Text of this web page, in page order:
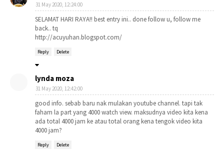
31 May 2020, 12:24:00
SELAMAT HARI RAYA!! best entry ini.. done follow u, follow me
back.. tq
http://acuyuhan.blogspot.com/
Reply Delete
lynda moza
31 May 2020, 12:42:00
good info. sebab baru nak mulakan youtube channel. tapi tak
faham la part yang 4000 watch view. maksudnya video kita kena
ada total 4000 jam ke atau total orang kena tengok video kita
4000 jam?
Reply Delete